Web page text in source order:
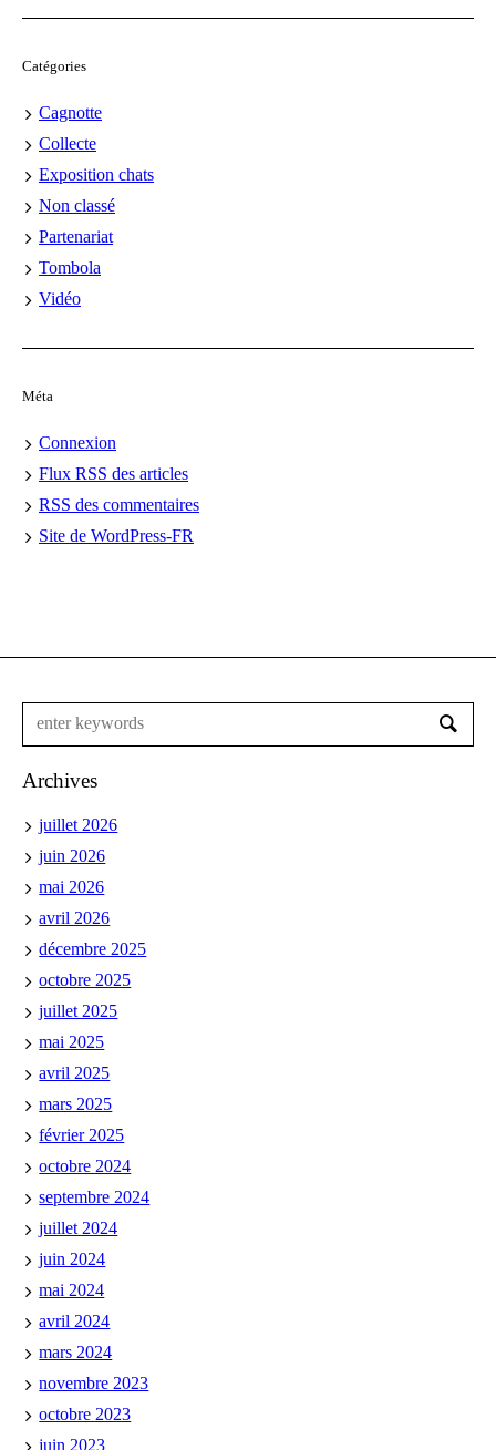
Catégories
Cagnotte
Collecte
Exposition chats
Non classé
Partenariat
Tombola
Vidéo
Méta
Connexion
Flux RSS des articles
RSS des commentaires
Site de WordPress-FR
Archives
juillet 2026
juin 2026
mai 2026
avril 2026
décembre 2025
octobre 2025
juillet 2025
mai 2025
avril 2025
mars 2025
février 2025
octobre 2024
septembre 2024
juillet 2024
juin 2024
mai 2024
avril 2024
mars 2024
novembre 2023
octobre 2023
juin 2023